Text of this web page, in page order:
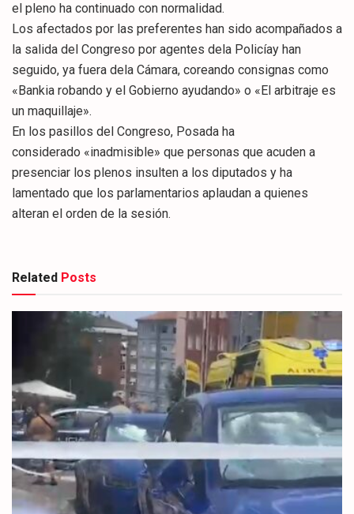
el pleno ha continuado con normalidad.
Los afectados por las preferentes han sido acompañados a
la salida del Congreso por agentes dela Policíay han
seguido, ya fuera dela Cámara, coreando consignas como
«Bankia robando y el Gobierno ayudando» o «El arbitraje es
un maquillaje».
En los pasillos del Congreso, Posada ha
considerado «inadmisible» que personas que acuden a
presenciar los plenos insulten a los diputados y ha
lamentado que los parlamentarios aplaudan a quienes
alteran el orden de la sesión.
Related Posts